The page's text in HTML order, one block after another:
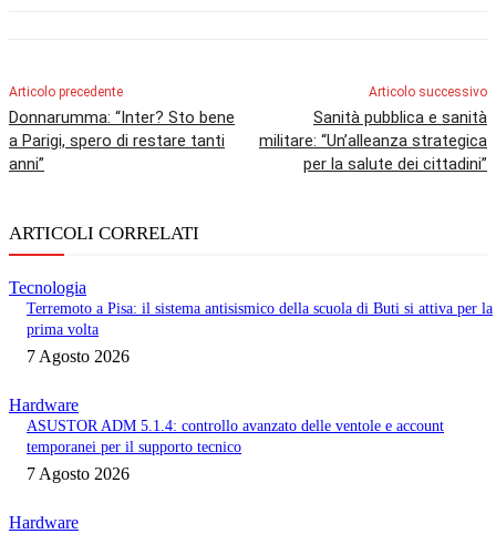
Articolo precedente
Donnarumma: “Inter? Sto bene
a Parigi, spero di restare tanti
anni”
Articolo successivo
Sanità pubblica e sanità
militare: “Un’alleanza strategica
per la salute dei cittadini”
ARTICOLI CORRELATI
Tecnologia
Terremoto a Pisa: il sistema antisismico della scuola di Buti si attiva per la
prima volta
7 Agosto 2026
Hardware
ASUSTOR ADM 5.1.4: controllo avanzato delle ventole e account
temporanei per il supporto tecnico
7 Agosto 2026
Hardware